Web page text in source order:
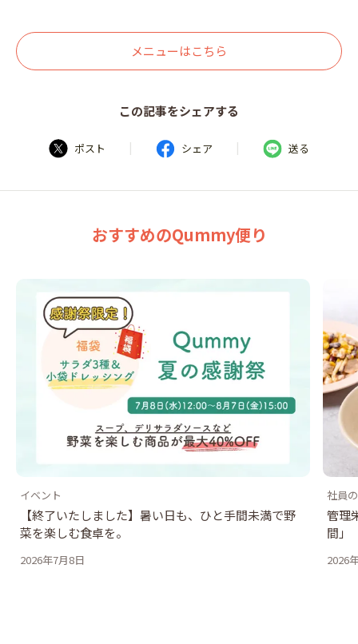
メニューはこちら
この記事をシェアする
ポスト | シェア | 送る
おすすめのQummy便り
イベント
【終了いたしました】暑い日も、ひと手間未満で野
菜を楽しむ食卓を。
2026年7月8日
社員
管理
間」
2026